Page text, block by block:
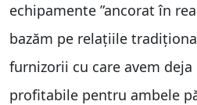
echipamente ”ancorat în
bazăm pe relațiile
furnizorii cu care avem
profitabile pentru ambele